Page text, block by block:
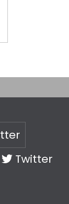
Twitter